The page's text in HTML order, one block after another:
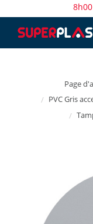
Page
PVC Gris